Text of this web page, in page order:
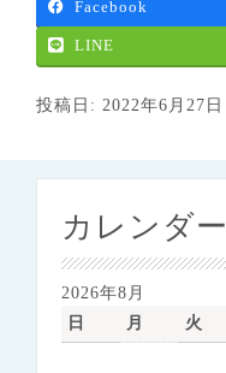
Facebook
LINE
投稿日: 2022年6月27日
カレンダー
2026年8月
日
月 火